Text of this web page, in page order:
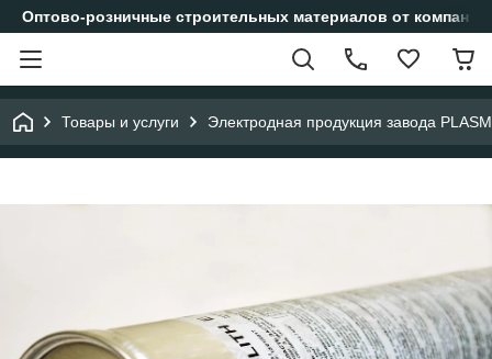
Оптово-розничные строительных материалов от
Товары и услуги Электродная продукция завода